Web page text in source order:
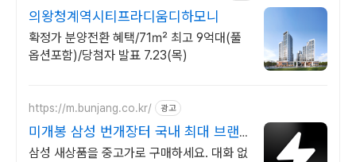
의왕청계역시티프라디움디하모니
확정가 분양전환 혜택/71㎡ 최고 9억대(풀
옵션포함)/당첨자 발표 7.23(목)
https://m.bunjang.co.kr/ 광고
미개봉 삼성 번개장터 국내 최대 브랜
드 중고거래
삼성 새상품을 중고가로 구매하세요. 대화 없